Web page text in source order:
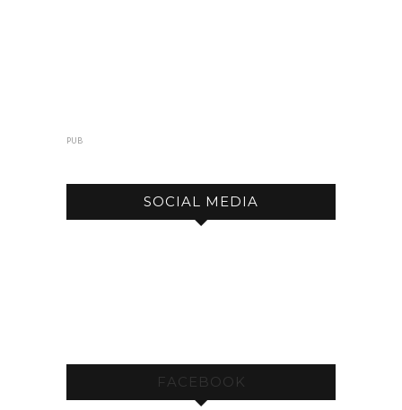
PUB
SOCIAL MEDIA
FACEBOOK